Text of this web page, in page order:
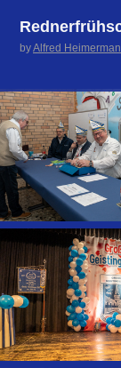
byAlfred